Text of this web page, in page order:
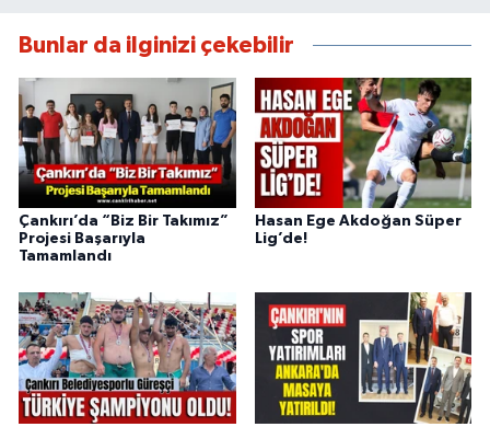
Bunlar da ilginizi çekebilir
Çankırı’da “Biz Bir Takımız”
Projesi Başarıyla
Tamamlandı
Hasan Ege Akdoğan Süper
Lig’de!